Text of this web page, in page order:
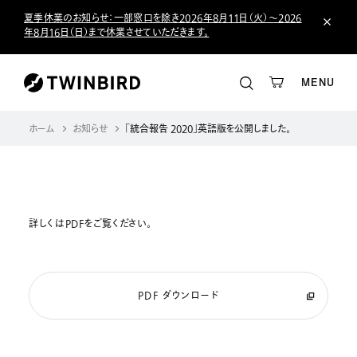
夏季休業のお知らせ：一部窓口を除き2026年8月11日（火）～2026
年8月16日（日）まで休業させていただきます。
MENU
ホーム お知らせ 「統合報告 2020」英語版を公開しました。
詳しくはPDFをご覧ください。
PDF ダウンロード